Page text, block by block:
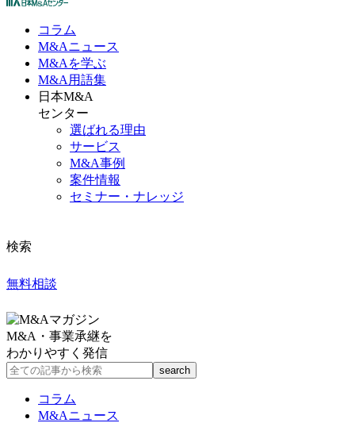
コラム
M&Aニュース
M&Aを学ぶ
M&A 用語集
日本M&A
センター
選ばれる理由
サービス
M&A事例
案件情報
セミナー・ナレッジ
検索
無料相談
M&A・事業承継を
わかりやすく発信
コラム
M&Aニュース